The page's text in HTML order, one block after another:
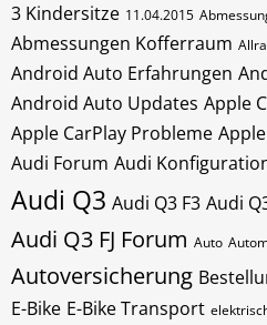
3 Kindersitze 11.04.2015
Abmessungen Kofferraum
Android Auto Erfahrungen
Android Auto Updates Apple
Apple CarPlay Probleme
Audi Forum Audi
Audi Q3 Audi Q3 F3 Audi
Audi Q3 FJ Forum Auto
Autoversicherung
E-Bike E-Bike Transport